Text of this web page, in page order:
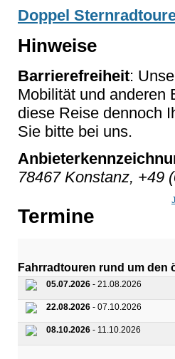
Doppel
Hinweise
Barrierefreiheit:
Mobilität und anderen
diese Reise dennoch
Sie bitte bei uns.
78467 Konstanz, +49
Termine
Fahrradtouren rund um den
05.07.2026 - 21.08.2026
22.08.2026 - 07.10.2026
08.10.2026 - 11.10.2026